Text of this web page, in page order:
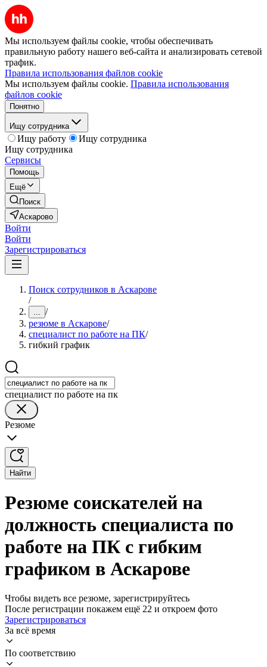
Мы используем файлы cookie, чтобы обеспечивать
правильную работу нашего веб-сайта и анализировать сетевой
трафик.
Правила использования файлов cookie
Мы используем файлы cookie. Правила использования
файлов cookie
Понятно
Ищу сотрудника
Ищу работу
Ищу сотрудника
Ищу сотрудника
Сервисы
Помощь
Ещё
Поиск
Аскарово
Войти
Войти
Зарегистрироваться
Поиск сотрудников в Аскарове
/
... /
резюме в Аскарове/
специалист по работе на ПК/
гибкий график
специалист по работе на пк
Резюме
Найти
Резюме соискателей на
должность специалиста по
работе на ПК с гибким
графиком в Аскарове
Чтобы видеть все резюме, зарегистрируйтесь
После регистрации покажем ещё 22 и откроем фото
Зарегистрироваться
За всё время
По соответствию